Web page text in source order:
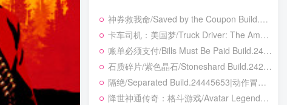
神券救我命/Saved by the Coupon Build.23925962|休闲益智|容量273B|免安装绿色中文版
卡车司机：美国梦/Truck Driver: The American Dream Build.24390879|模拟经营|容量19.5GB|免安装绿色中文版
账单必须支付/Bills Must Be Paid Build.24451921|动作冒险|容量1.4GB|免安装绿色中文版
石质碎片/紫色晶石/Stoneshard Build.24221199|角色扮演|容量887B|免安装绿色中文版
隔绝/Separated Build.24445653|动作冒险|容量8.1GB|免安装绿色中文版
降世神通传奇：格斗游戏/Avatar Legends: The Fighting Game Build.24421547|动作冒险|容量8.2GB|免安装绿色中文版